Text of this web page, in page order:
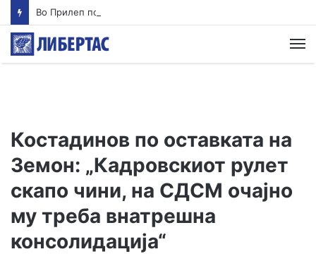
Костадинов по оставката на
Земон: „Кадровскиот рулет
скапо чини, на СДСМ очајно
му треба внатрешна
консолидација“